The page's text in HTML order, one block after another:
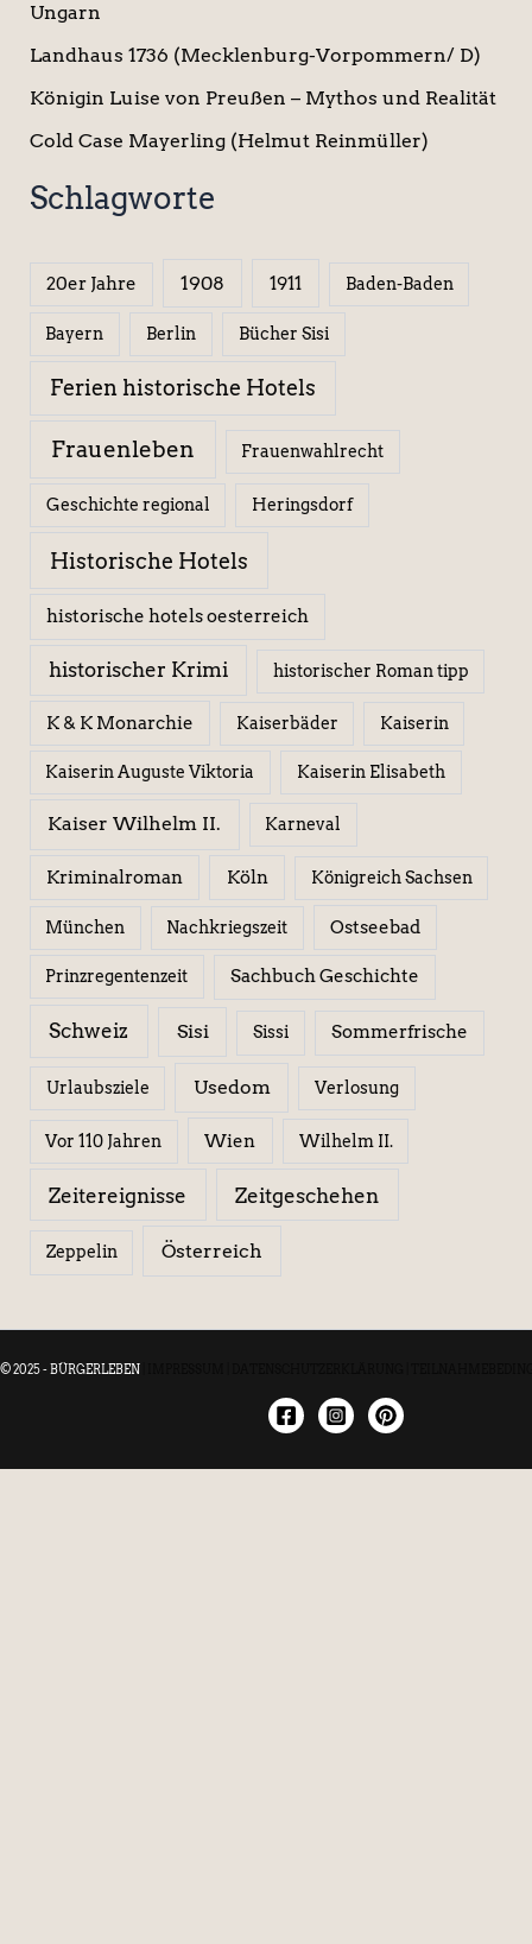
Ungarn
Landhaus 1736 (Mecklenburg-Vorpommern/ D)
Königin Luise von Preußen – Mythos und Realität
Cold Case Mayerling (Helmut Reinmüller)
Schlagworte
20er Jahre 1908 1911 Baden-Baden
Bayern Berlin Bücher Sisi
Ferien historische Hotels
Frauenleben Frauenwahlrecht
Geschichte regional Heringsdorf
Historische Hotels
historische hotels oesterreich
historischer Krimi historischer Roman tipp
K & K Monarchie Kaiserbäder Kaiserin
Kaiserin Auguste Viktoria Kaiserin Elisabeth
Kaiser Wilhelm II. Karneval
Kriminalroman Köln Königreich Sachsen
München Nachkriegszeit Ostseebad
Prinzregentenzeit Sachbuch Geschichte
Schweiz Sisi Sissi Sommerfrische
Urlaubsziele Usedom Verlosung
Vor 110 Jahren Wien Wilhelm II.
Zeitereignisse Zeitgeschehen
Zeppelin Österreich
© 2025 - BÜRGERLEBEN